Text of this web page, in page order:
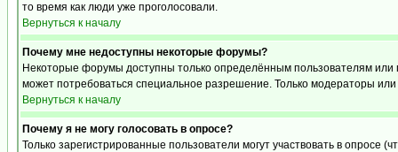
то время как люди уже проголосовали.
Вернуться к началу
Почему мне недоступны некоторые форумы?
Некоторые форумы доступны только определённым пользователям или
может потребоваться специальное разрешение. Только модераторы
Вернуться к началу
Почему я не могу голосовать в опросе?
Только зарегистрированные пользователи могут участвовать в опросе